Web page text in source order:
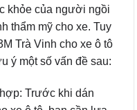
khỏe của người ngồi
thẩm mỹ cho xe. Tuy
Trà Vinh cho xe ô tô
ý một số vấn đề sau:
Trước khi dán